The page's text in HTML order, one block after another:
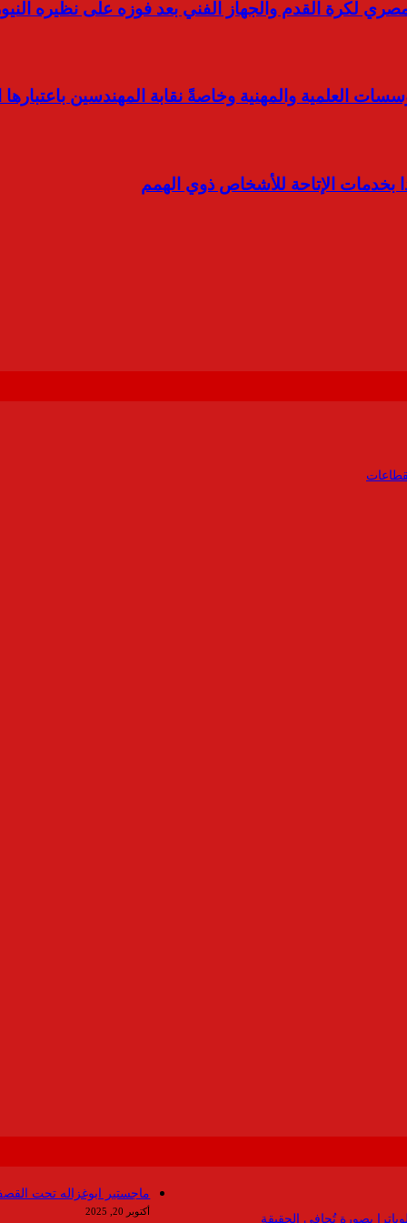
لكرة القدم والجهاز الفني بعد فوزه على نظيره
العلمية والمهنية وخاصةً نقابة المهندسين باعتبارها
بخدمات الإتاحة للأشخاص ذوي الهمم
ماجستير ابوغزاله تحت
أكتوبر 20, 2025
بصورة تُجافي الحقيقة